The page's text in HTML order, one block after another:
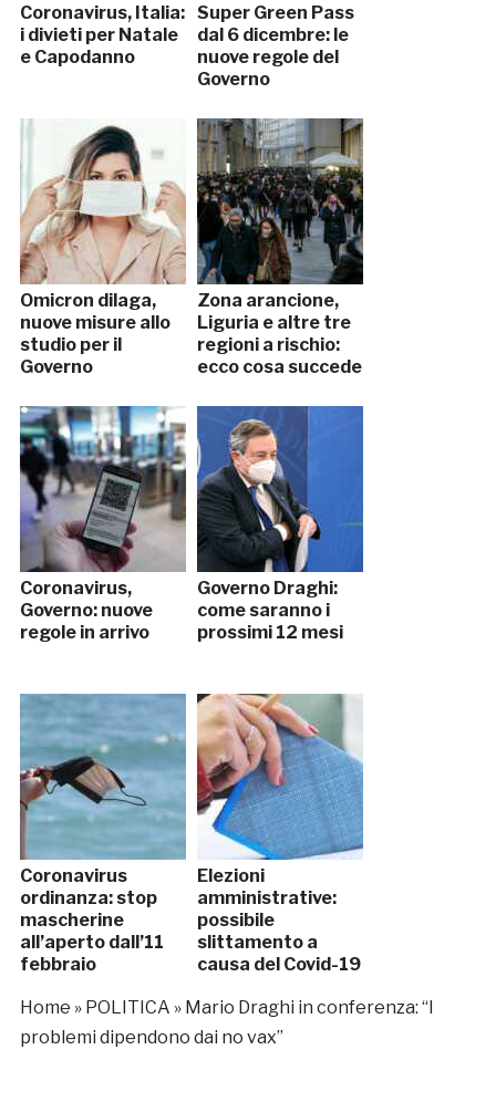
Coronavirus, Italia:
i divieti per Natale
e Capodanno
Super Green Pass
dal 6 dicembre: le
nuove regole del
Governo
Omicron dilaga,
nuove misure allo
studio per il
Governo
Zona arancione,
Liguria e altre tre
regioni a rischio:
ecco cosa succede
Coronavirus,
Governo: nuove
regole in arrivo
Governo Draghi:
come saranno i
prossimi 12 mesi
Coronavirus
ordinanza: stop
mascherine
all’aperto dall’11
febbraio
Elezioni
amministrative:
possibile
slittamento a
causa del Covid-19
Home » POLITICA » Mario Draghi in conferenza: “I
problemi dipendono dai no vax”